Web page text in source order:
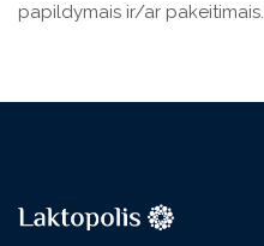
papildymais ir/ar pakeitimais.